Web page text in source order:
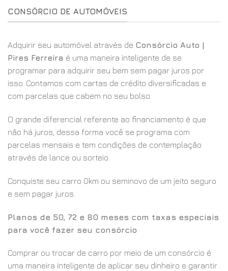
CONSÓRCIO DE AUTOMÓVEIS
Adquirir seu automóvel através de Consórcio Auto |
Pires Ferreira é uma maneira inteligente de se
programar para adquirir seu bem sem pagar juros por
isso. Contamos com cartas de crédito diversificadas e
com parcelas que cabem no seu bolso.
O grande diferencial referente ao financiamento é que
não há juros, dessa forma você se programa com
parcelas mensais e tem condições de contemplação
através de lance ou sorteio.
Conquiste seu carro 0km ou seminovo de um jeito seguro
e sem pagar juros.
Planos de 50, 72 e 80 meses com taxas especiais
para você fazer seu consórcio
Comprar ou trocar de carro por meio de um consórcio é
uma maneira inteligente de aplicar seu dinheiro e garantir